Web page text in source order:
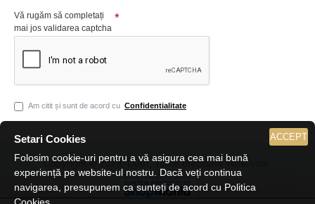
Vă rugăm să completați
mai jos validarea captcha
Am citit și sunt de acord cu Confidentialitate
Copyright © 2019, DiArt, Toate drepturile rezervate.
ACCEPT
Setari Cookies
Folosim cookie-uri pentru a vă asigura cea mai bună
experiență pe website-ul nostru. Dacă veți continua
navigarea, presupunem ca sunteți de acord cu Politica